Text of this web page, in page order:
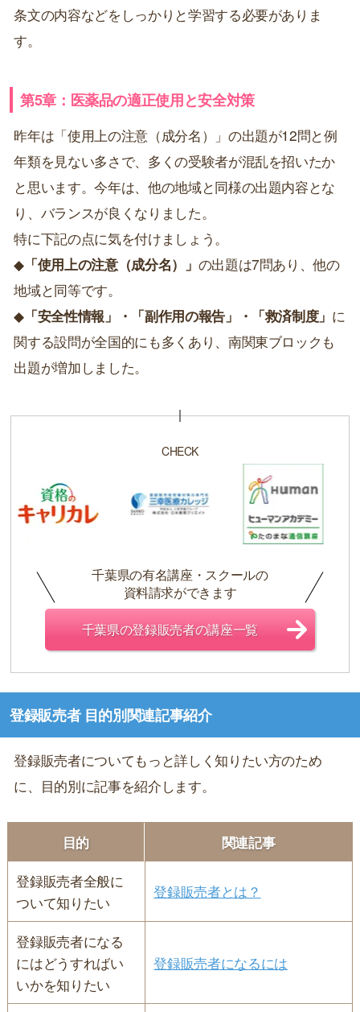
条文の内容などをしっかりと学習する必要がありま
す。
第5章：医薬品の適正使用と安全対策
昨年は「使用上の注意（成分名）」の出題が12問と例
年類を見ない多さで、多くの受験者が混乱を招いたか
と思います。今年は、他の地域と同様の出題内容とな
り、バランスが良くなりました。
特に下記の点に気を付けましょう。
◆ 「使用上の注意（成分名）」 の出題は7問あり、他の
地域と同等です。
◆ 「安全性情報」・「副作用の報告」・「救済制度」 に
関する設問が全国的にも多くあり、南関東ブロックも
出題が増加しました。
CHECK
千葉県の有名講座・スクールの
資料請求ができます
千葉県の登録販売者の講座一覧
登録販売者 目的別関連記事紹介
登録販売者についてもっと詳しく知りたい方のため
に、目的別に記事を紹介します。
目的
関連記事
登録販売者全般に
ついて知りたい
登録販売者とは？
登録販売者になる
にはどうすればい
いかを知りたい
登録販売者になるには